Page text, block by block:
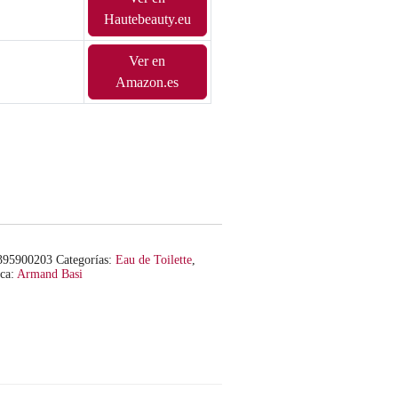
Hautebeauty.eu
Ver en
Amazon.es
Categorías: Eau de Toilette,
Armand Basi